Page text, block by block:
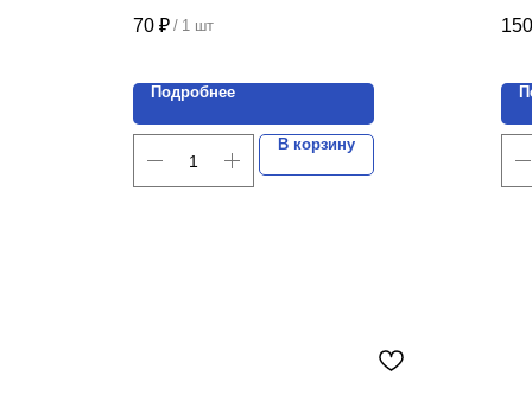
70 ₽ / 1 шт
Подробнее
В корзину
150